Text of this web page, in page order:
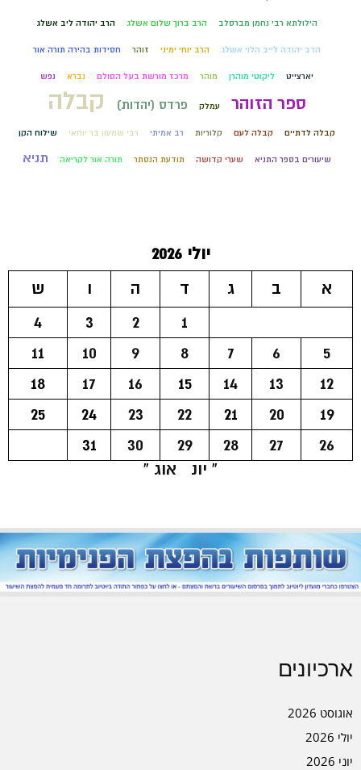
הילולתא רבי נחמן מברסלב הרב ברוך שלום אשלג הרב יהודה ליב אשלג
הרב יהודה לייב הלוי אשלג הרב יוחי ימיני זוהר חסידות בהירה תורה אור
יארצייט ליקוטי מוהרן מוהר מרכז מורשת בעל הסולם נברא נפש
ספר הזוהר עמלק פרדס (יהדות) קבלה
קבלה לדתיים קבלה לעם קלוריות רב אמיתי רבי שמעון בר יוחאי שילוח הקן
שיעורים בספר התניא שערי קדושה תודעת הנסתר תורה אור לקריאה תניא
יולי 2026
א
ב ג ד ה ו
ש
1
2
3
4
5
6
7
8
9
10
11
12
13
14
15
16
17
18
19
20
21
22
23
24
25
26
27
28
29
30
31
« יונ
אוג »
ארכיונים
אוגוסט 2026
יולי 2026
יוני 2026